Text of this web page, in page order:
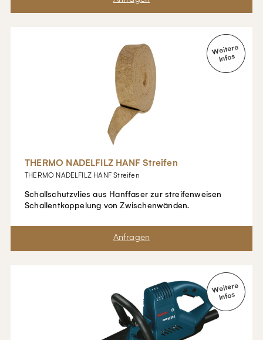
THERMO NADELFILZ HANF Streifen
THERMO NADELFILZ HANF Streifen
Schallschutzvlies aus Hanffaser zur streifenweisen
Schallentkoppelung von Zwischenwänden.